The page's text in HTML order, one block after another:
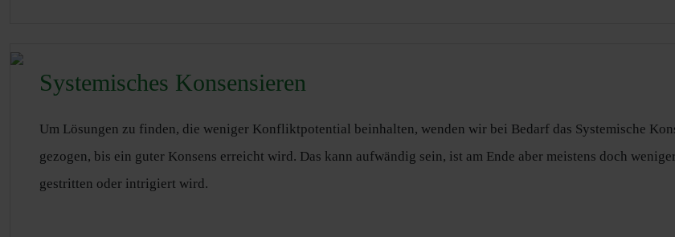
Systemisches Konsensieren
Um Lösungen zu finden, die weniger Konfliktpotential beinhalten, wenden wir bei Bedarf das Systemische
gezogen, bis ein guter Konsens erreicht wird. Das kann aufwändig sein, ist am Ende aber meistens doch
gestritten oder intrigiert wird.